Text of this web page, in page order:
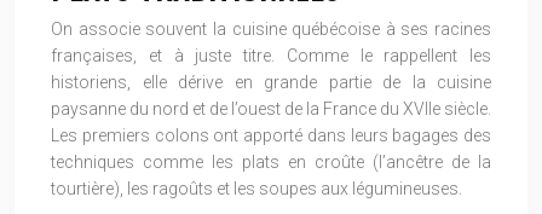
On associe souvent la cuisine québécoise à ses racines
françaises, et à juste titre. Comme le rappellent les
historiens, elle dérive en grande partie de la cuisine
paysanne du nord et de l’ouest de la France du XVIIe siècle.
Les premiers colons ont apporté dans leurs bagages des
techniques comme les plats en croûte (l’ancêtre de la
tourtière), les ragoûts et les soupes aux légumineuses.